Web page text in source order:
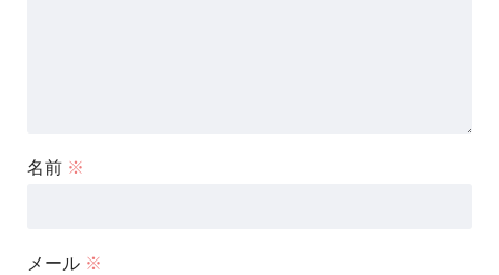
名前 ※
メール ※